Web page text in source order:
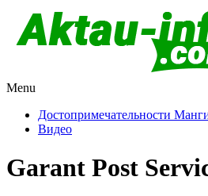
Menu
Достопримечательности
Видео
Garant Post